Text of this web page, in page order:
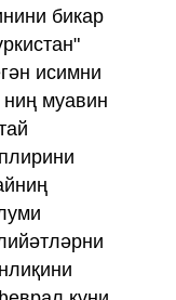
бикар
исимни
ниң муавин